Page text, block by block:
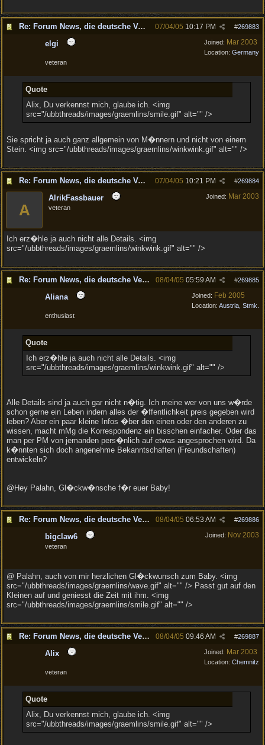
Re: Forum News, die deutsche Version. #269883
07/04/05 10:17 PM
Joined: Mar 2003
Location: Germany
elgi
veteran
Quote
Alix, Du verkennst mich, glaube ich. <img
src="/ubbthreads/images/graemlins/smile.gif" alt="" />
Sie spricht ja auch ganz allgemein von M�nnern und nicht von einem
Stein. <img src="/ubbthreads/images/graemlins/winkwink.gif" alt="" />
Re: Forum News, die deutsche Version. #269884
07/04/05 10:21 PM
Joined: Mar 2003
A
AlrikFassbauer
veteran
Ich erz�hle ja auch nicht alle Details. <img
src="/ubbthreads/images/graemlins/winkwink.gif" alt="" />
Re: Forum News, die deutsche Version. #269885
08/04/05 05:59 AM
Joined: Feb 2005
Location: Austria, Stmk.
Aliana
enthusiast
Quote
Ich erz�hle ja auch nicht alle Details. <img
src="/ubbthreads/images/graemlins/winkwink.gif" alt="" />
Alle Details sind ja auch gar nicht n�tig. Ich meine wer von uns w�rde
schon gerne ein Leben indem alles der �ffentlichkeit preis gegeben wird
leben? Aber ein paar kleine Infos �ber den einen oder den anderen zu
wissen, macht mMg die Korrespondenz ein bisschen einfacher. Oder das
man per PM von jemanden pers�nlich auf etwas angesprochen wird. Da
k�nnten sich doch angenehme Bekanntschaften (Freundschaften)
entwickeln?
@Hey Palahn, Gl�ckw�nsche f�r euer Baby!
Re: Forum News, die deutsche Version. #269886
08/04/05 06:53 AM
Joined: Nov 2003
bigclaw6
veteran
@ Palahn, auch von mir herzlichen Gl�ckwunsch zum Baby. <img
src="/ubbthreads/images/graemlins/wave.gif" alt="" /> Passt gut auf den
Kleinen auf und geniesst die Zeit mit ihm. <img
src="/ubbthreads/images/graemlins/smile.gif" alt="" />
Re: Forum News, die deutsche Version. #269887
08/04/05 09:46 AM
Joined: Mar 2003
Location: Chemnitz
Alix
veteran
Quote
Alix, Du verkennst mich, glaube ich. <img
src="/ubbthreads/images/graemlins/smile.gif" alt="" />